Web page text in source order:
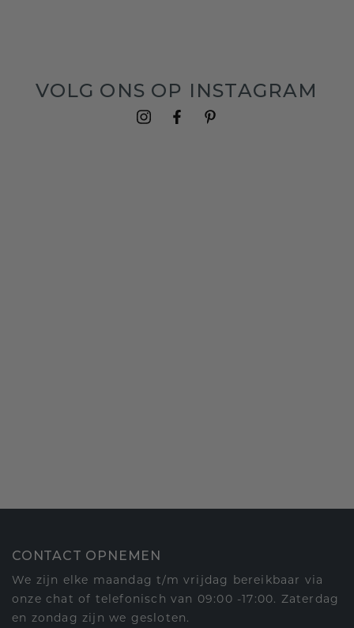
VOLG ONS OP INSTAGRAM
CONTACT OPNEMEN
We zijn elke maandag t/m vrijdag bereikbaar via
onze chat of telefonisch van 09:00 -17:00. Zaterdag
en zondag zijn we gesloten.